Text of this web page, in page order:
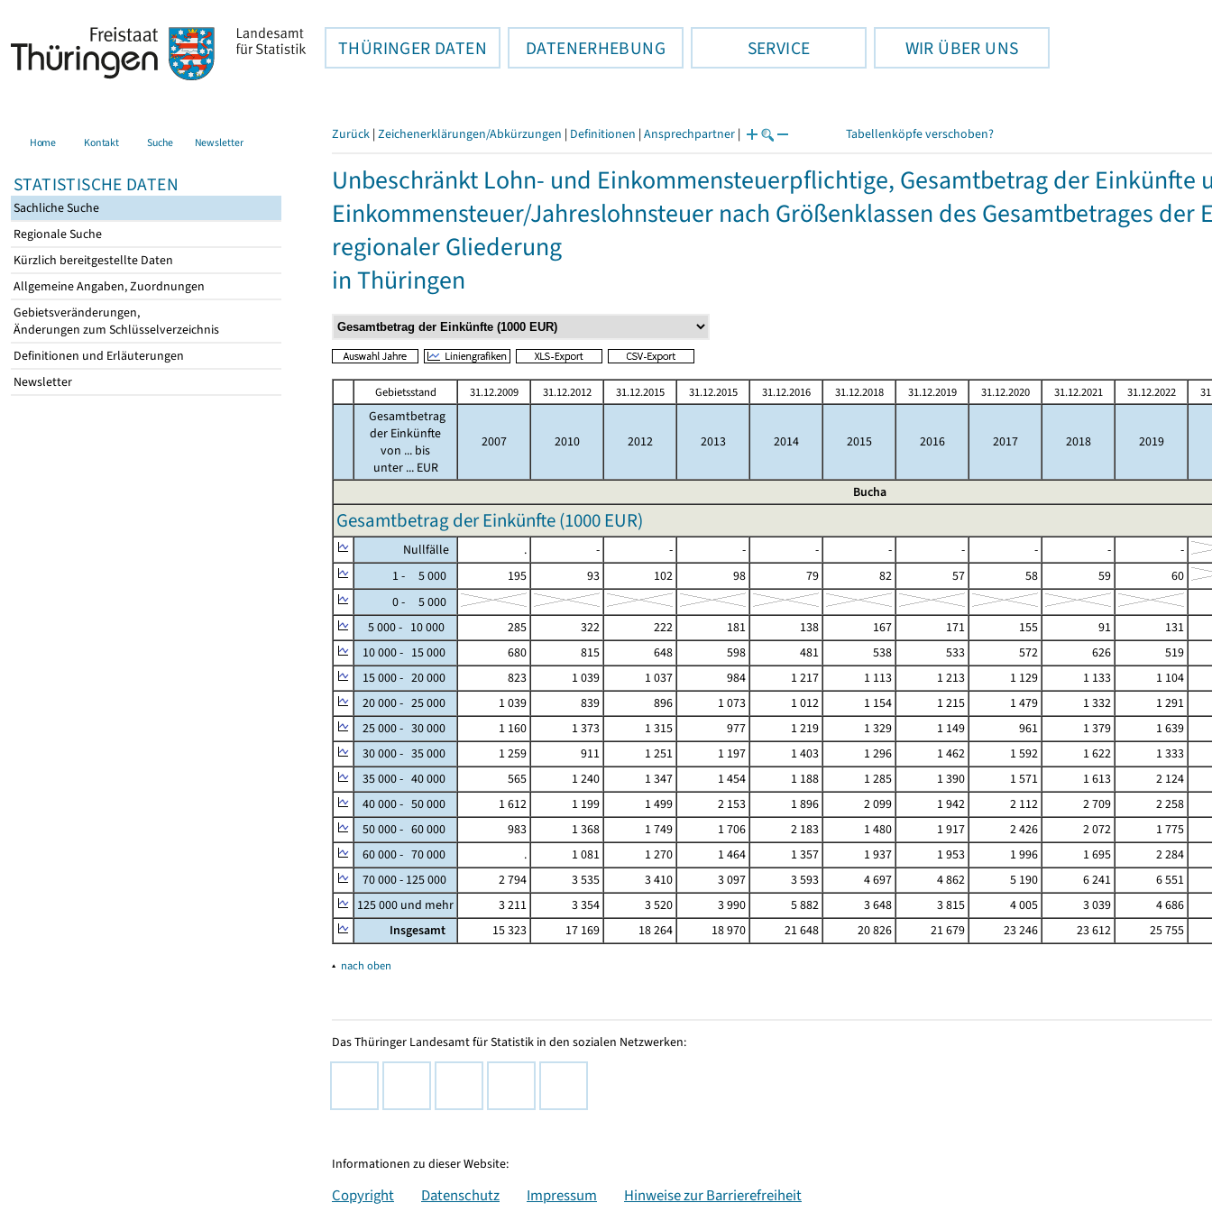
THÜRINGER DATEN DATENERHEBUNG SERVICE WIR ÜBER UNS
Home Kontakt Suche Newsletter
STATISTISCHE DATEN
Sachliche Suche
Regionale Suche
Kürzlich bereitgestellte Daten
Allgemeine Angaben, Zuordnungen
Gebietsveränderungen,
Änderungen zum Schlüsselverzeichnis
Definitionen und Erläuterungen
Newsletter
Zurück | Zeichenerklärungen/Abkürzungen | Definitionen | Ansprechpartner | Tabellenköpfe verschoben?
Unbeschränkt Lohn- und Einkommensteuerpflichtige, Gesamtbetrag der Einkünfte
Einkommensteuer/Jahreslohnsteuer nach Größenklassen des Gesamtbetrages der
regionaler Gliederung
in Thüringen
Gebietsstand 31.12.2009 31.12.2012 31.12.2015 31.12.2015 31.12.2016 31.12.2018 31.12.2019 31.12.2020 31.12.2021 31.12.2022
Gesamtbetrag
der Einkünfte
von ... bis
unter ... EUR
2007 2010 2012 2013 2014 2015 2016 2017 2018 2019
Bucha
Gesamtbetrag der Einkünfte (1000 EUR)
Nullfälle . - - - - - - - -
-
1 - 5 000
195 93 102 98 79 82 57 58 59
60
0 - 5 000
5 000 - 10 000
285 322 222 181 138 167 171 155 91
131
10 000 - 15 000
680 815 648 598 481 538 533 572 626
519
15 000 - 20 000
823 1 039 1 037 984 1 217 1 113 1 213 1 129 1 133
1 104
20 000 - 25 000
1 039 839 896 1 073 1 012 1 154 1 215 1 479 1 332
1 291
25 000 - 30 000
1 160 1 373 1 315 977 1 219 1 329 1 149 961 1 379
1 639
30 000 - 35 000
1 259 911 1 251 1 197 1 403 1 296 1 462 1 592 1 622
1 333
35 000 - 40 000
565 1 240 1 347 1 454 1 188 1 285 1 390 1 571 1 613
2 124
40 000 - 50 000
1 612 1 199 1 499 2 153 1 896 2 099 1 942 2 112 2 709
2 258
50 000 - 60 000
983 1 368 1 749 1 706 2 183 1 480 1 917 2 426 2 072
1 775
60 000 - 70 000
. 1 081 1 270 1 464 1 357 1 937 1 953 1 996 1 695
2 284
70 000 - 125 000
2 794 3 535 3 410 3 097 3 593 4 697 4 862 5 190 6 241
6 551
125 000 und mehr
3 211 3 354 3 520 3 990 5 882 3 648 3 815 4 005 3 039
4 686
Insgesamt
15 323 17 169 18 264 18 970 21 648 20 826 21 679 23 246 23 612 25 755
▴ nach oben
Das Thüringer Landesamt für Statistik in den sozialen Netzwerken:
Informationen zu dieser Website:
Copyright Datenschutz Impressum Hinweise zur Barrierefreiheit